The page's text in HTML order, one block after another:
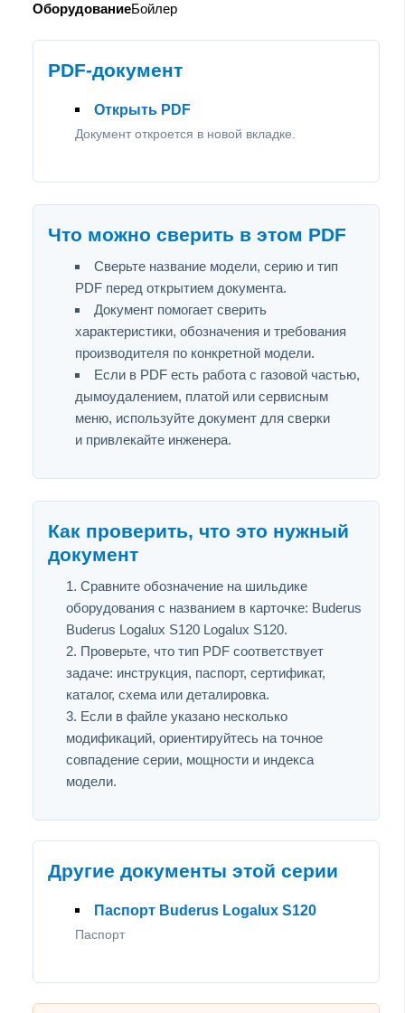
ОборудованиеБойлер
PDF-документ
Открыть PDF
Документ откроется в новой вкладке.
Что можно сверить в этом PDF
Сверьте название модели, серию и тип
PDF перед открытием документа.
Документ помогает сверить
характеристики, обозначения и требования
производителя по конкретной модели.
Если в PDF есть работа с газовой частью,
дымоудалением, платой или сервисным
меню, используйте документ для сверки
и привлекайте инженера.
Как проверить, что это нужный
документ
Сравните обозначение на шильдике
оборудования с названием в карточке: Buderus
Buderus Logalux S120 Logalux S120.
Проверьте, что тип PDF соответствует
задаче: инструкция, паспорт, сертификат,
каталог, схема или деталировка.
Если в файле указано несколько
модификаций, ориентируйтесь на точное
совпадение серии, мощности и индекса
модели.
Другие документы этой серии
Паспорт Buderus Logalux S120
Паспорт